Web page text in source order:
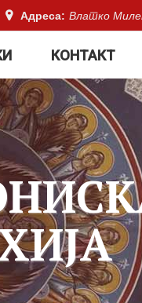
Адреса: Влатко
КОНТАКТ